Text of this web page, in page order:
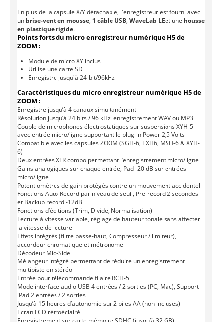
En plus de la capsule X/Y détachable, l'enregistreur est fourni avec
un brise-vent en mousse, 1 câble USB, WaveLab LEet une housse
en plastique rigide.
Points forts du micro enregistreur numérique H5 de
ZOOM :
Module de micro XY inclus
Utilise une carte SD
Enregistre jusqu'à 24-bit/96kHz
Caractéristiques du micro enregistreur numérique H5 de
ZOOM :
Enregistre jusqu’à 4 canaux simultanément
Résolution jusqu’à 24 bits / 96 kHz, enregistrement WAV ou MP3
Couple de microphones électrostatiques sur suspensions XYH-5
avec entrée micro/ligne supportant le plug-in Power 2,5 Volts
Compatible avec les capsules ZOOM (SGH-6, EXH6, MSH-6 & XYH-
6)
Deux entrées XLR combo permettant l’enregistrement micro/ligne
Gains analogiques sur chaque entrée, Pad -20 dB sur entrées
micro/ligne
Potentiomètres de gain protégés contre un mouvement accidentel
Fonctions Auto-Record par niveau de seuil, Pre-record 2 secondes
et Backup record -12dB
Fonctions d’éditions (Trim, Divide, Normalisation)
Lecture à vitesse variable, réglage de hauteur tonale sans affecter
la vitesse de lecture
Effets intégrés (filtre passe-haut, Compresseur / limiteur),
accordeur chromatique et métronome
Décodeur Mid-Side
Mélangeur intégré permettant de réduire un enregistrement
multipiste en stéréo
Entrée pour télécommande filaire RCH-5
Mode interface audio USB 4 entrées / 2 sorties (PC, Mac), Support
iPad 2 entrées / 2 sorties
Jusqu’à 15 heures d’autonomie sur 2 piles AA (non incluses)
Ecran LCD rétroéclairé
Enregistrement sur carte mémoire SDHC (jusqu’à 32 GB)